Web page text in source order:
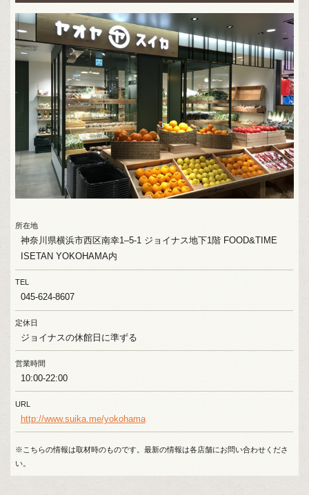
所在地
神奈川県横浜市⻄区南幸1‒5-1 ジョイナス地下1階 FOOD&TIME
ISETAN YOKOHAMA内
TEL
045-624-8607
定休日
ジョイナスの休館⽇に準ずる
営業時間
10:00-22:00
URL
http://www.suika.me/yokohama
※こちらの情報は取材時のものです。最新の情報は各店舗にお問い合わせくださ
い。